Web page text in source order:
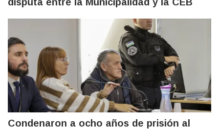
Condenaron a ocho años de prisión al